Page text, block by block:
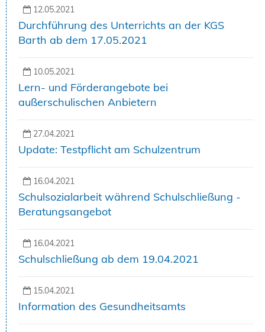
12.05.2021
Durchführung des Unterrichts an der KGS
Barth ab dem 17.05.2021
10.05.2021
Lern- und Förderangebote bei
außerschulischen Anbietern
27.04.2021
Update: Testpflicht am Schulzentrum
16.04.2021
Schulsozialarbeit während Schulschließung -
Beratungsangebot
16.04.2021
Schulschließung ab dem 19.04.2021
15.04.2021
Information des Gesundheitsamts